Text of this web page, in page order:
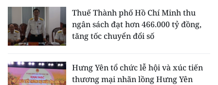
Thuế Thành phố Hồ Chí Minh thu
ngân sách đạt hơn 466.000 tỷ đồng,
tăng tốc chuyển đổi số
Hưng Yên tổ chức lễ hội và xúc tiến
thương mại nhãn lồng Hưng Yên